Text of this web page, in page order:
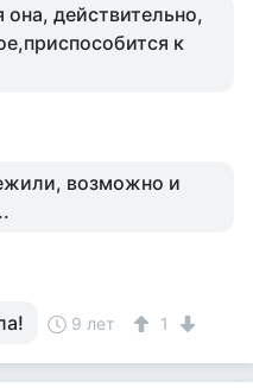
она, действительно,
к
возможно и
9 лет 1